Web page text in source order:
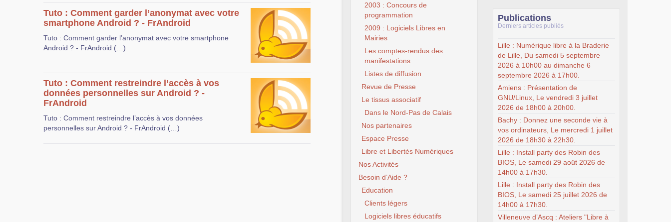
Tuto : Comment garder l’anonymat avec votre
smartphone Android ? - FrAndroid
Tuto : Comment garder l’anonymat avec votre smartphone
Android ? - FrAndroid (…)
Tuto : Comment restreindre l’accès à vos
données personnelles sur Android ? -
FrAndroid
Tuto : Comment restreindre l’accès à vos données
personnelles sur Android ? - FrAndroid (…)
2003 : Concours de
programmation
2009 : Logiciels Libres en
Mairies
Les comptes-rendus des
manifestations
Listes de diffusion
Revue de Presse
Le tissus associatif
Dans le Nord-Pas de Calais
Nos partenaires
Espace Presse
Libre et Libertés Numériques
Nos Activités
Besoin d’Aide ?
Education
Clients légers
Logiciels libres éducatifs
Publications
Derniers articles publiés
Lille : Numérique libre à la Braderie
de Lille, Du samedi 5 septembre
2026 à 10h00 au dimanche 6
septembre 2026 à 17h00.
Amiens : Présentation de
GNU/Linux, Le vendredi 3 juillet
2026 de 18h00 à 20h00.
Bachy : Donnez une seconde vie à
vos ordinateurs, Le mercredi 1 juillet
2026 de 18h30 à 22h30.
Lille : Install party des Robin des
BIOS, Le samedi 29 août 2026 de
14h00 à 17h30.
Lille : Install party des Robin des
BIOS, Le samedi 25 juillet 2026 de
14h00 à 17h30.
Villeneuve d’Ascq : Ateliers "Libre à